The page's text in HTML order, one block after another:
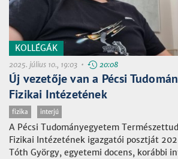
KOLLÉGÁK
2025. július 10., 19:03 • 20:08
Új vezetője van a Pécsi
Fizikai Intézetének
fizika interjú
A Pécsi Tudományegyetem
Fizikai Intézetének igazgatói posztját
Tóth György, egyetemi docens, korábbi